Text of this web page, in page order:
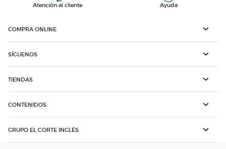
Atención al cliente Ayuda
COMPRA ONLINE
SÍGUENOS
TIENDAS
CONTENIDOS
GRUPO EL CORTE INGLÉS